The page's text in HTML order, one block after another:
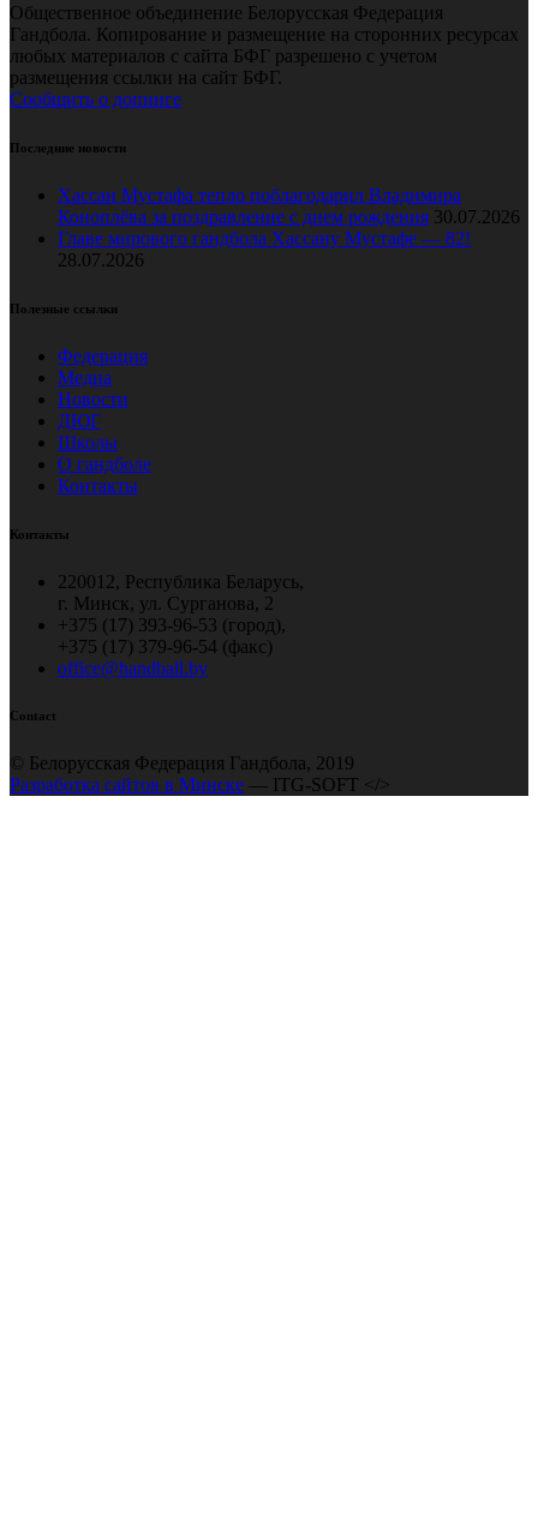
Общественное объединение Белорусская Федерация
Гандбола. Копирование и размещение на сторонних ресурсах
любых материалов с сайта БФГ разрешено с учетом
размещения ссылки на сайт БФГ.
Сообщить о допинге
Последние новости
Хассан Мустафа тепло поблагодарил Владимира
Коноплёва за поздравление с днем рождения 30.07.2026
Главе мирового гандбола Хассану Мустафе — 82!
28.07.2026
Полезные ссылки
Федерация
Медиа
Новости
ДЮГ
Школы
О гандболе
Контакты
Контакты
220012, Республика Беларусь,
г. Минск, ул. Сурганова, 2
+375 (17) 393-96-53 (город),
+375 (17) 379-96-54 (факс)
office@handball.by
Contact
© Белорусская Федерация Гандбола, 2019
Разработка сайтов в Минске — ITG-SOFT </>